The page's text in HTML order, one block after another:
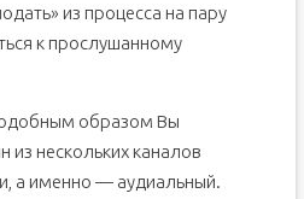
из процесса на пару
к прослушанному
образом Вы
из нескольких каналов
а именно — аудиальный.